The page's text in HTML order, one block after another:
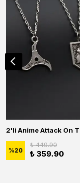
%20
₺ 449.90
₺ 359.90